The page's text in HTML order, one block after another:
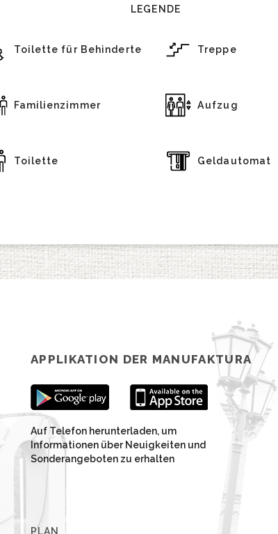
LEGENDE
Toilette für Behinderte Treppe
Familienzimmer Aufzug
Toilette Geldautomat
APPLIKATION DER MANUFAKTURA
Auf Telefon herunterladen, um
Informationen über Neuigkeiten und
Sonderangeboten zu erhalten
PLAN